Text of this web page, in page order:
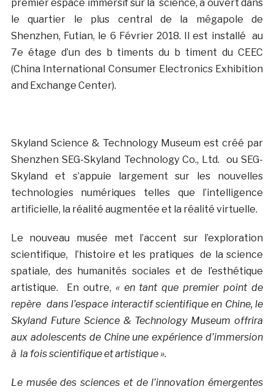
premier espace immersif sur la science, a ouvert dans
le quartier le plus central de la mégapole de
Shenzhen, Futian, le 6 Février 2018. Il est installé au
7e étage d’un des b timents du b timent du CEEC
(China International Consumer Electronics Exhibition
and Exchange Center).
Skyland Science & Technology Museum est créé par
Shenzhen SEG-Skyland Technology Co., Ltd. ou SEG-
Skyland et s’appuie largement sur les nouvelles
technologies numériques telles que l’intelligence
artificielle, la réalité augmentée et la réalité virtuelle.
Le nouveau musée met l’accent sur l’exploration
scientifique, l’histoire et les pratiques de la science
spatiale, des humanités sociales et de l’esthétique
artistique. En outre, « en tant que premier point de
repère dans l’espace interactif scientifique en Chine, le
Skyland Future Science & Technology Museum offrira
aux adolescents de Chine une expérience d’immersion
à la fois scientifique et artistique ».
Le musée des sciences et de l’innovation émergentes